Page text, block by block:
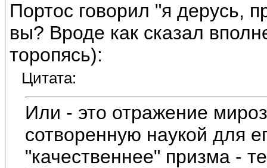
Портос говорил "я дерусь,
вы? Вроде как сказал
торопясь):
Цитата:
Или - это отражение
сотворенную наукой для
"качественнее" призма -